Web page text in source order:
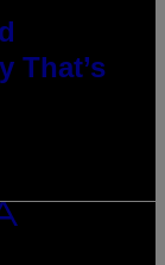
That’s